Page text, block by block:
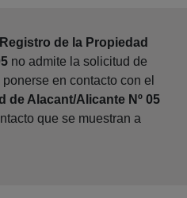
Registro de la Propiedad
no admite la solicitud de
en contacto con el
de Alacant/Alicante Nº 05
que se muestran a